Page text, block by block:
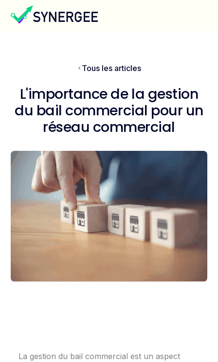
Tous les articles
L'importance de la gestion
du bail commercial pour un
réseau commercial
La gestion du bail commercial est un aspect